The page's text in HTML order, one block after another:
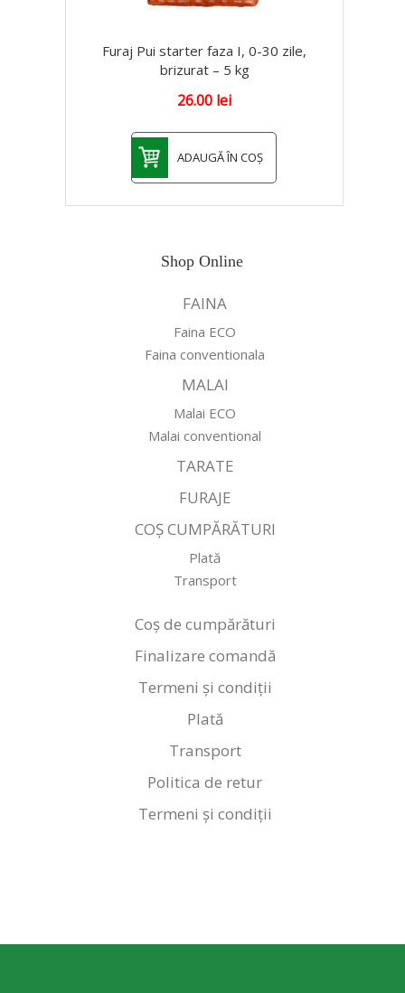
Furaj Pui starter faza I, 0-30 zile,
brizurat – 5 kg
26.00 lei
ADAUGĂ ÎN COȘ
Shop Online
FAINA
Faina ECO
Faina conventionala
MALAI
Malai ECO
Malai conventional
TARATE
FURAJE
COȘ CUMPĂRĂTURI
Plată
Transport
Coș de cumpărături
Finalizare comandă
Termeni și condiții
Plată
Transport
Politica de retur
Termeni și condiții